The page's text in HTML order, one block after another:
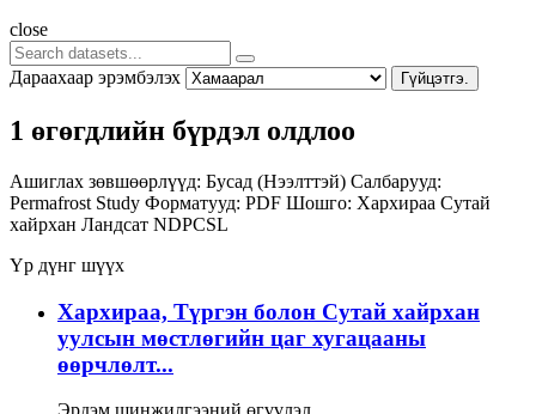
close
Дараахаар эрэмбэлэх Гүйцэтгэ.
1 өгөгдлийн бүрдэл олдлоо
Ашиглах зөвшөөрлүүд: Бусад (Нээлттэй) Салбарууд:
Permafrost Study Форматууд: PDF Шошго: Хархираа Сутай
хайрхан Ландсат NDPCSL
Үр дүнг шүүх
Хархираа, Түргэн болон Сутай хайрхан
уулсын мөстлөгийн цаг хугацааны
өөрчлөлт...